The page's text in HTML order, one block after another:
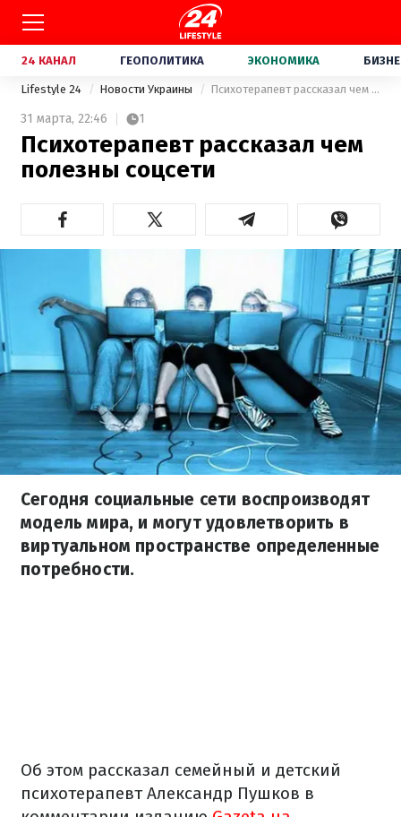
24 КАНАЛ ГЕОПОЛИТИКА ЭКОНОМИКА
Lifestyle 24 Новости Украины Психотерапевт рассказал чем полезны соцсети
31 марта, 22:46 1
Психотерапевт рассказал чем
полезны соцсети
Сегодня социальные сети воспроизводят
модель мира, и могут удовлетворить в
виртуальном пространстве определенные
потребности.
Об этом рассказал семейный и детский
психотерапевт Александр Пушков в